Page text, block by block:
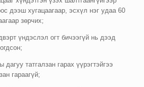
дээш хугацаагаар, эсхүл нэг удаа 60
зөрчих;
үндэслэл огт бичээгүй нь дээд
татгалзан гарах үүрэгтэйгээ
гараагүй;